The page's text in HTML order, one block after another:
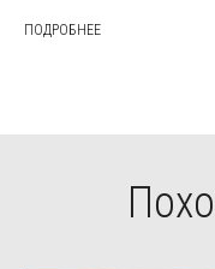
ПОДРОБНЕЕ